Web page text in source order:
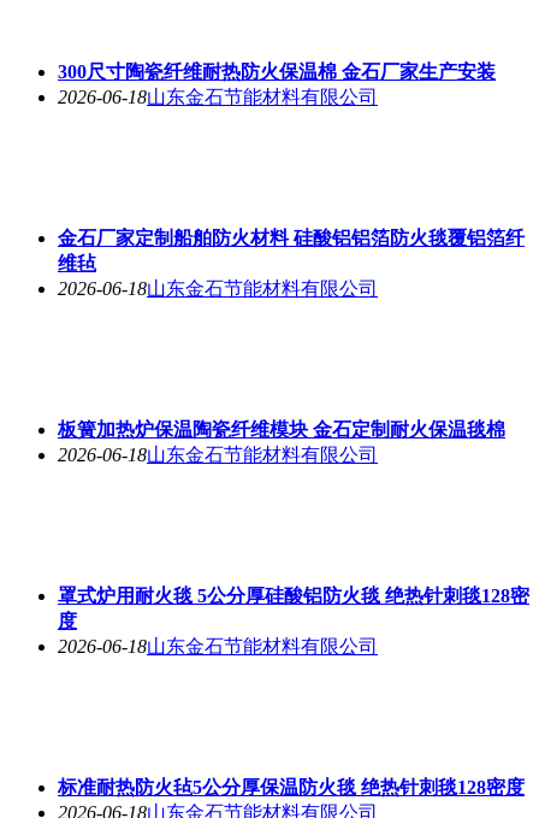
300尺寸陶瓷纤维耐热防火保温棉 金石厂家生产安装
2026-06-18山东金石节能材料有限公司
金石厂家定制船舶防火材料 硅酸铝铝箔防火毯覆铝箔纤
维毡
2026-06-18山东金石节能材料有限公司
板簧加热炉保温陶瓷纤维模块 金石定制耐火保温毯棉
2026-06-18山东金石节能材料有限公司
罩式炉用耐火毯 5公分厚硅酸铝防火毯 绝热针刺毯128密
度
2026-06-18山东金石节能材料有限公司
标准耐热防火毡5公分厚保温防火毯 绝热针刺毯128密度
2026-06-18山东金石节能材料有限公司